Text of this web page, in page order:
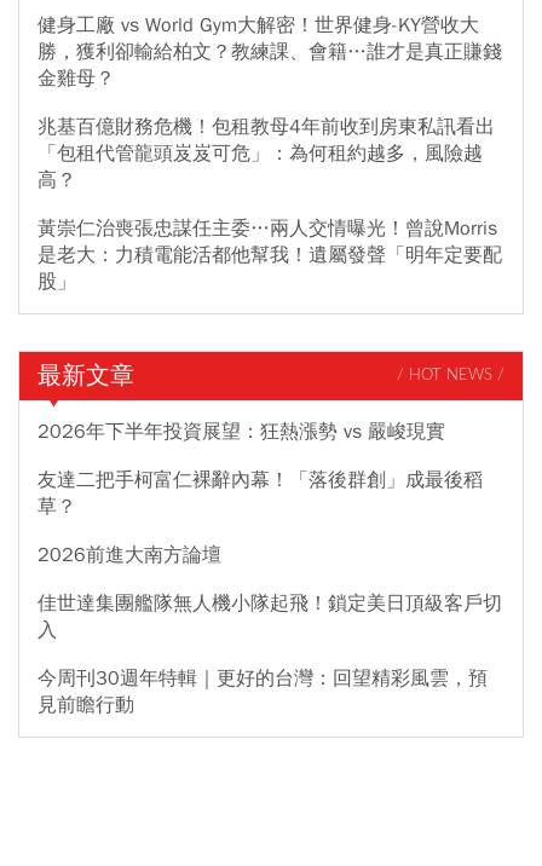
健身工廠 vs World Gym大解密！世界健身-KY營收大
勝，獲利卻輸給柏文？教練課、會籍…誰才是真正賺錢
金雞母？
兆基百億財務危機！包租教母4年前收到房東私訊看出
「包租代管龍頭岌岌可危」：為何租約越多，風險越
高？
黃崇仁治喪張忠謀任主委…兩人交情曝光！曾說Morris
是老大：力積電能活都他幫我！遺屬發聲「明年定要配
股」
最新文章 / HOT NEWS /
2026年下半年投資展望：狂熱漲勢 vs 嚴峻現實
友達二把手柯富仁裸辭內幕！「落後群創」成最後稻
草？
2026前進大南方論壇
佳世達集團艦隊無人機小隊起飛！鎖定美日頂級客戶切
入
今周刊30週年特輯｜更好的台灣：回望精彩風雲，預
見前瞻行動